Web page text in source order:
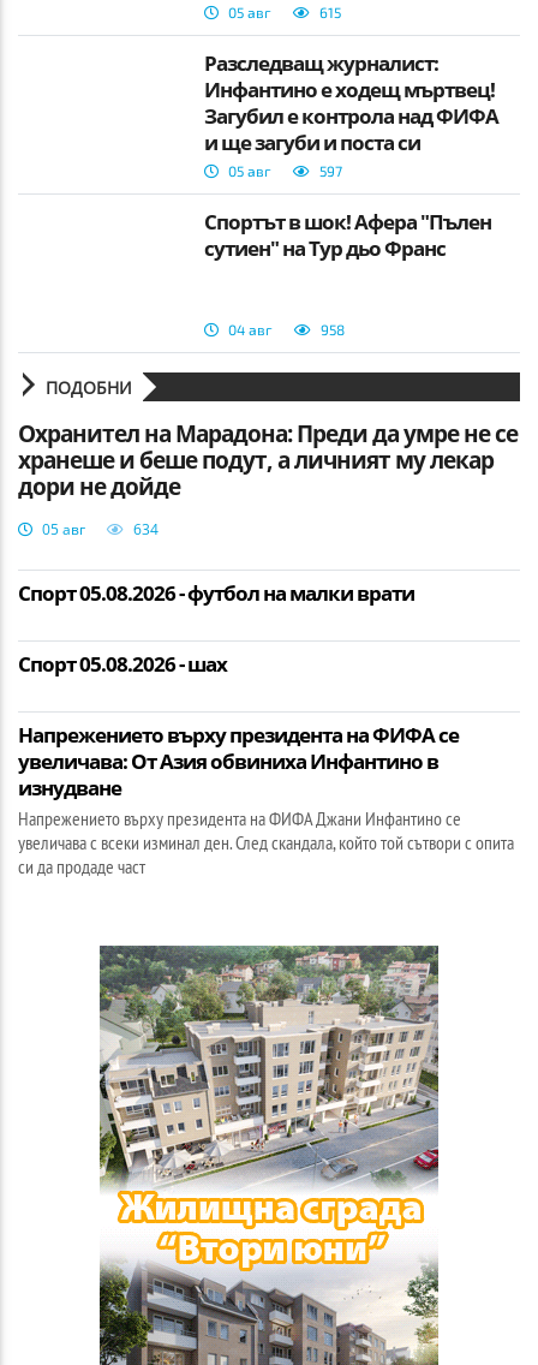
05 авг 615
Разследващ журналист:
Инфантино е ходещ мъртвец!
Загубил е контрола над ФИФА
и ще загуби и поста си
05 авг 597
Спортът в шок! Афера "Пълен
сутиен" на Тур дьо Франс
04 авг 958
ПОДОБНИ
Охранител на Марадона: Преди да умре не се
хранеше и беше подут, а личният му лекар
дори не дойде
05 авг 634
Спорт 05.08.2026 - футбол на малки врати
Спорт 05.08.2026 - шах
Напрежението върху президента на ФИФА се
увеличава: От Азия обвиниха Инфантино в
изнудване
Напрежението върху президента на ФИФА Джани Инфантино се
увеличава с всеки изминал ден. След скандала, който той сътвори с опита
си да продаде част